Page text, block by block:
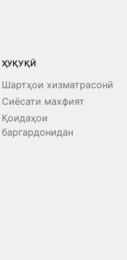
ҲУҚУҚӢ
Шартҳои хизматрасонӣ
Сиёсати махфият
Қоидаҳои
баргардонидан